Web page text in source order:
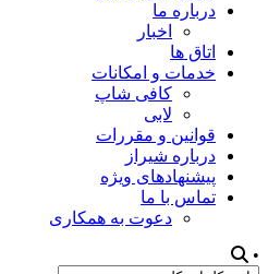
درباره ما
اخبار
اتاق ها
خدمات و امکانات
کافی شاپ
لابی
قوانین و مقررات
درباره شیراز
پیشنهادهای ویژه
تماس با ما
دعوت به همکاری
•